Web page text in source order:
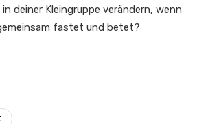
deiner Kleingruppe verändern, wenn
fastet und betet?